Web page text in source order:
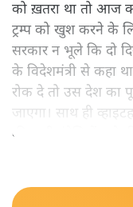
को ख़तरा था तो आज
ट्रम्प को खुश करने के
सरकार न भूले कि दो
के विदेशमंत्री से कहा
रोक दे तो उस देश का
जाएगा। साथ ही
की सभी इंटेलिजेंस